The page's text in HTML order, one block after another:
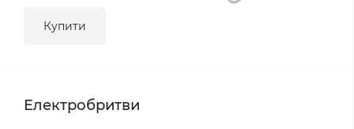
Купити
Електробритви